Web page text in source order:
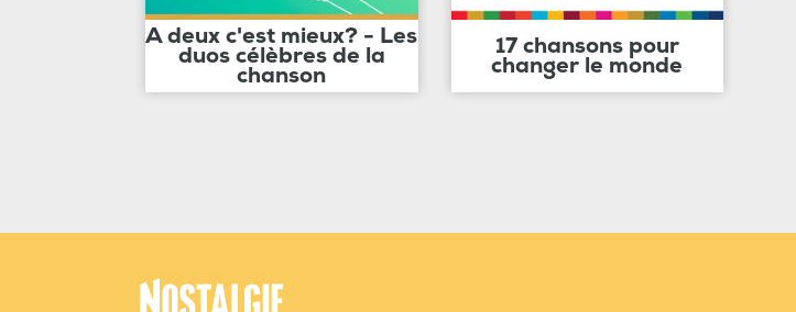
A deux c'est mieux? - Les
duos célèbres de la
chanson
17 chansons pour
changer le monde